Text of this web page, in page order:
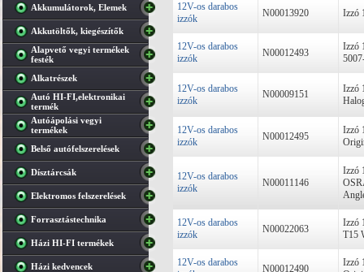
Akkumulátorok, Elemek
Akkutöltők, kiegészítők
Alapvető vegyi termékek
festék
Alkatrészek
Autó HI-FI,elektronikai
termék
Autóápolási vegyi
termékek
Belső autófelszerelések
Dísztárcsák
Elektromos felszerelések
Forrasztástechnika
Házi HI-FI termékek
Házi kedvencek
12V-os darabos
izzók
N00013920 Izzó
12V-os darabos
izzók
N00012493
Izzó
12V-os darabos
izzók
N00009151
Izzó
12V-os darabos
izzók
N00012495
Izzó
12V-os darabos
izzók
N00011146
Izzó
12V-os darabos
izzók
N00022063
Izzó
T15
12V-os darabos
N00012490
Izzó